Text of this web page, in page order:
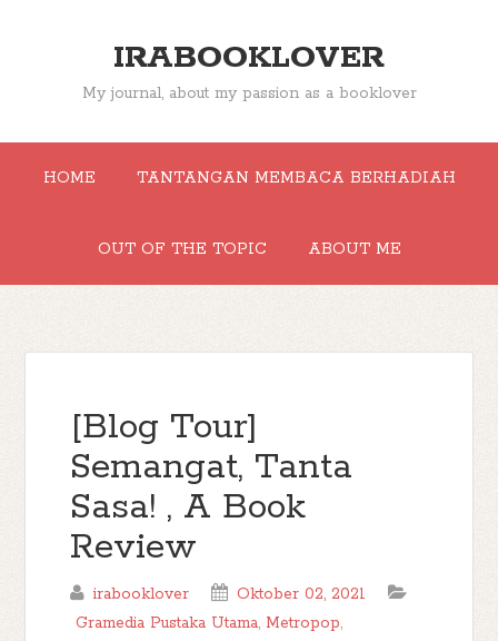
IRABOOKLOVER
My journal, about my passion as a booklover
HOME TANTANGAN MEMBACA BERHADIAH
OUT OF THE TOPIC ABOUT ME
[Blog Tour]
Semangat, Tanta
Sasa! , A Book
Review
irabooklover
Oktober 02, 2021
Gramedia Pustaka Utama, Metropop,